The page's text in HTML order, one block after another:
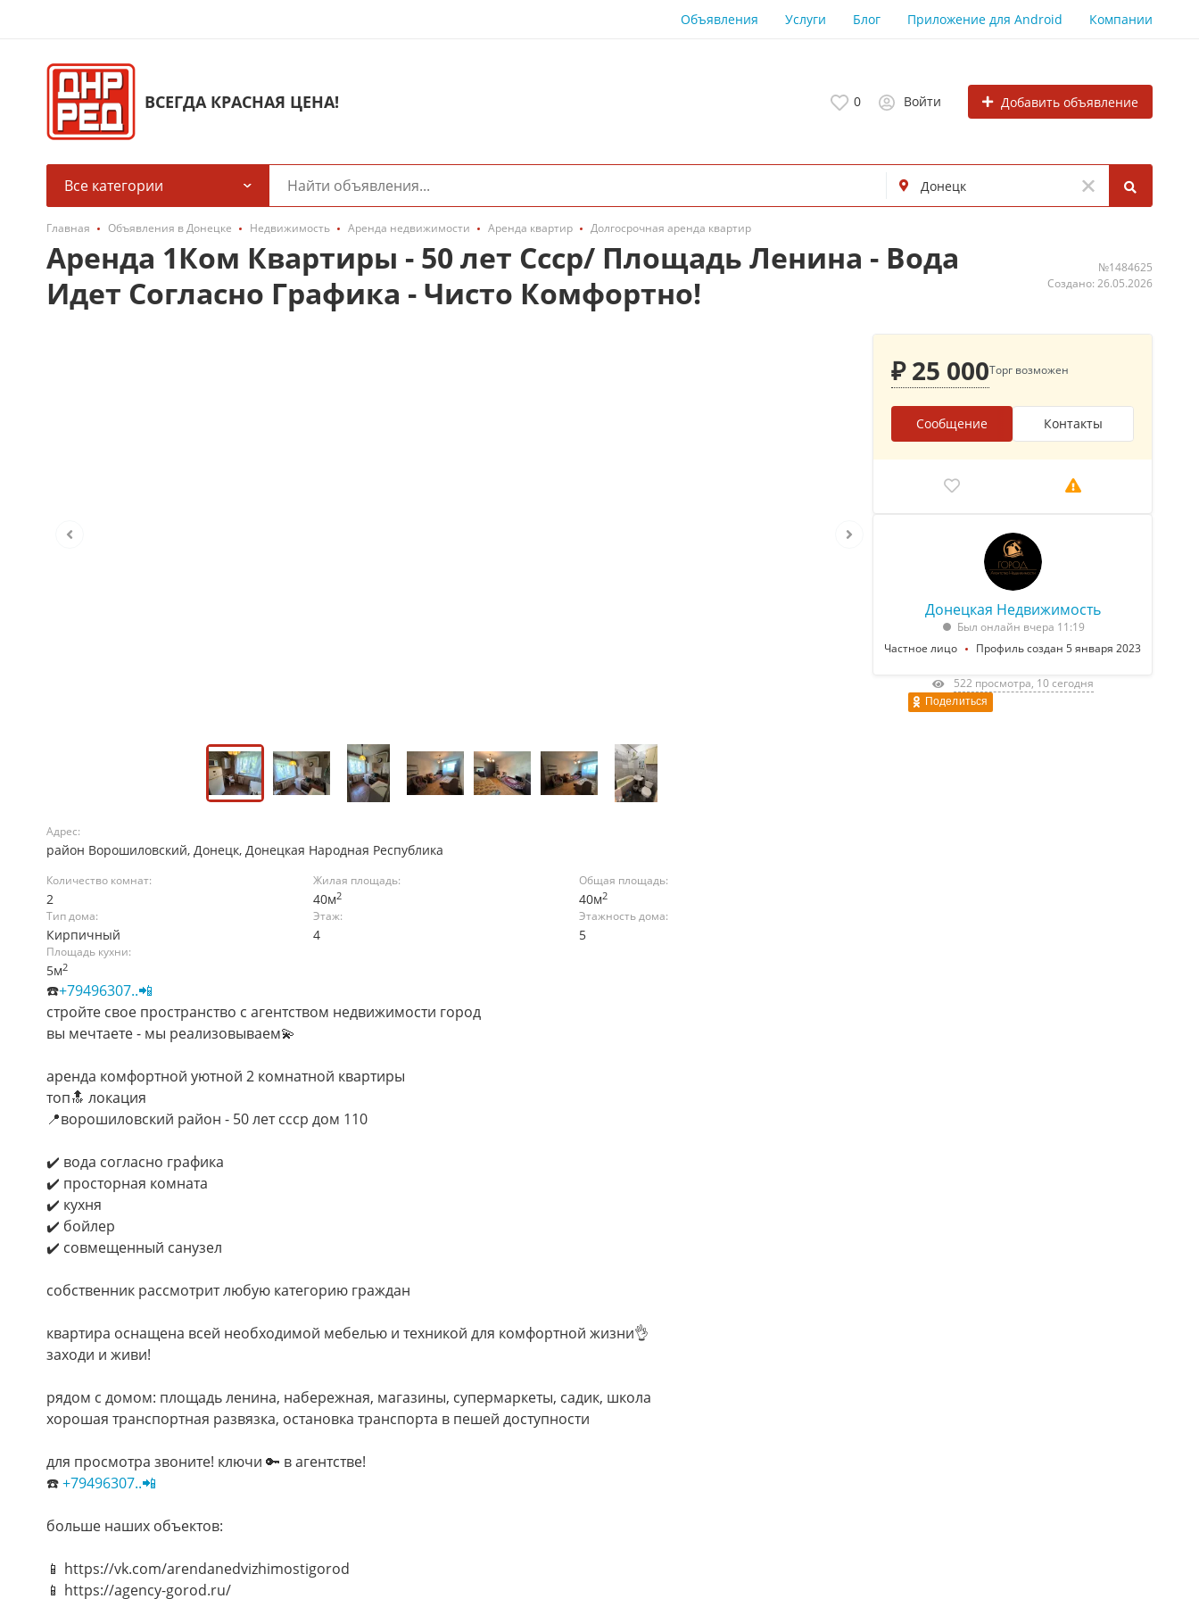
Объявления Услуги Блог Приложение для Android Компании
ВСЕГДА КРАСНАЯ ЦЕНА! 0 Войти Добавить объявление
Все категории
Главная Объявления в Донецке Недвижимость Аренда недвижимости Аренда квартир Долгосрочная аренда квартир
Аренда 1Ком Квартиры - 50 лет Ссср/ Площадь Ленина - Вода
Идет Согласно Графика - Чисто Комфортно!
№1484625
Создано: 26.05.2026
Адрес:
район Ворошиловский, Донецк, Донецкая Народная Республика
Количество комнат:
2
Жилая площадь:
40м2
Общая площадь:
40м2
Тип дома:
Кирпичный
Этаж:
4
Этажность дома:
5
Площадь кухни:
5м2
☎️+79496307..📲
стройте свое пространство с агентством недвижимости город
вы мечтаете - мы реализовываем💫
аренда комфортной уютной 2 комнатной квартиры
топ🔝 локация
📍ворошиловский район - 50 лет ссср дом 110
✔️ вода согласно графика
✔️ просторная комната
✔️ кухня
✔️ бойлер
✔️ совмещенный санузел
собственник рассмотрит любую категорию граждан
квартира оснащена всей необходимой мебелью и техникой для комфортной жизни👌
заходи и живи!
рядом с домом: площадь ленина, набережная, магазины, супермаркеты, садик, школа
хорошая транспортная развязка, остановка транспорта в пешей доступности
для просмотра звоните! ключи 🔑 в агентстве!
☎️+79496307..📲
больше наших объектов:
📱 https://vk.com/arendanedvizhimostigorod
📱 https://agency-gorod.ru/
₽ 25 000Торг возможен
Сообщение Контакты
Донецкая Недвижимость
Был онлайн вчера 11:19
Частное лицо
Профиль создан 5 января 2023
522 просмотра, 10 сегодня
Поделиться